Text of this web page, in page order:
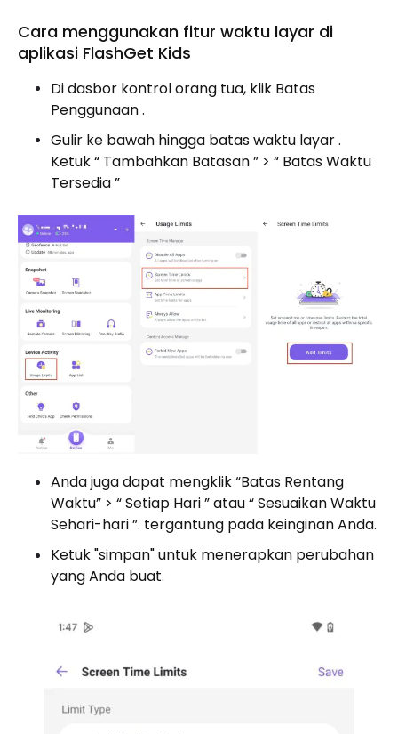
Cara menggunakan fitur waktu layar di
aplikasi FlashGet Kids
Di dasbor kontrol orang tua, klik Batas
Penggunaan .
Gulir ke bawah hingga batas waktu layar .
Ketuk “ Tambahkan Batasan ” > “ Batas Waktu
Tersedia ”
Anda juga dapat mengklik “Batas Rentang
Waktu” > “ Setiap Hari ” atau “ Sesuaikan Waktu
Sehari-hari ”. tergantung pada keinginan Anda.
Ketuk "simpan" untuk menerapkan perubahan
yang Anda buat.